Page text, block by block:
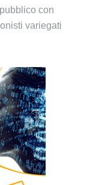
con
variegati